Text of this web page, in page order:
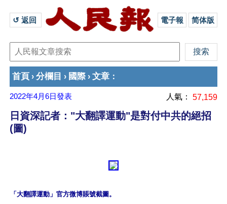
↺ 返回 電子報 简体版
首頁 › 分欄目 › 國際› 文章 ：
2022年4月6日發表 人氣： 57,159
日資深記者："大翻譯運動"是對付中共的絕招
(圖)